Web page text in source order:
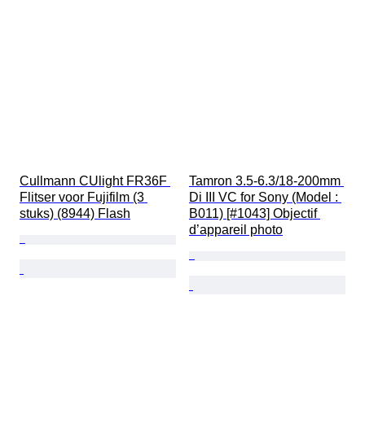
Cullmann CUlight FR36F
Flitser voor Fujifilm (3
stuks) (8944) Flash
Tamron 3.5-6.3/18-200mm
Di III VC for Sony (Model :
B011) [#1043] Objectif
d’appareil photo